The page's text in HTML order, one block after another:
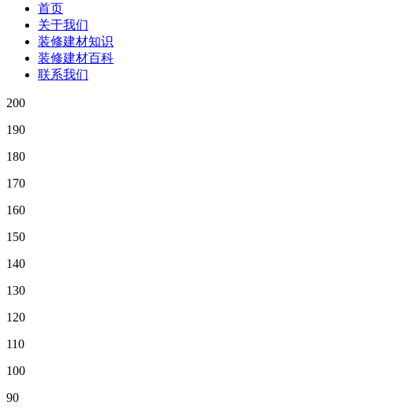
首页
关于我们
装修建材知识
装修建材百科
联系我们
200
190
180
170
160
150
140
130
120
110
100
90